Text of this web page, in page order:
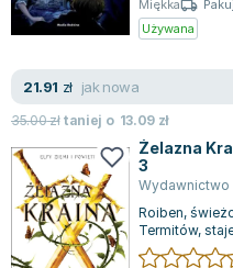
Jarosław Sokołowski
Michael Scott
Piotr Semka
Jarosław Iwaszkiewicz
Joseph Murphy
Jan Sztaudynger
Aleksander Puszkin
Oscar Wilde
Miękka
Używana
21.91 zł jak nowa
35.00złtaniej o 13.09 zł
Żelazna
3
Wydawnictwo
Roiben,
Termitów,
niesie